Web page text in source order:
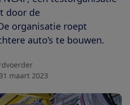
door de
organisatie roept
auto’s te bouwen.
31 maart 2023